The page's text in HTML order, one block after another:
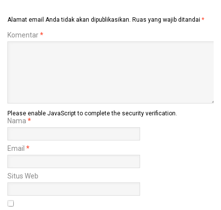
Alamat email Anda tidak akan dipublikasikan. Ruas yang wajib ditandai *
Komentar*
Please enable JavaScript to complete the security verification.
Nama *
Email *
Situs Web